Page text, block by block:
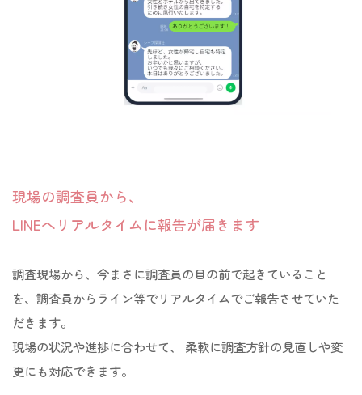
現場の調査員から、
LINEへリアルタイムに報告が届きます
調査現場から、今まさに調査員の目の前で起きていること
を、 調査員からライン等でリアルタイムでご報告させていた
だきます。
現場の状況や進捗に合わせて、
柔軟に調査方針の見直しや変
更にも対応できます。